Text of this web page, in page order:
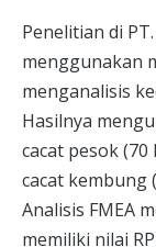
Penelitian di
menggunakan
menganalisis
Hasilnya
cacat pesok
cacat kembung
Analisis FMEA
memiliki nilai